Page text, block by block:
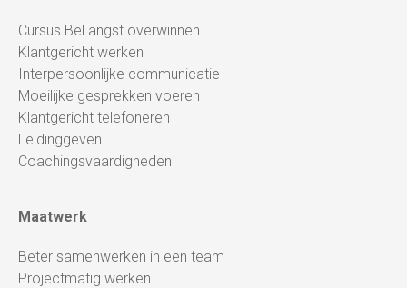
Cursus Bel angst overwinnen
Klantgericht werken
Interpersoonlijke communicatie
Moeilijke gesprekken voeren
Klantgericht telefoneren
Leidinggeven
Coachingsvaardigheden
Maatwerk
Beter samenwerken in een team
Projectmatig werken